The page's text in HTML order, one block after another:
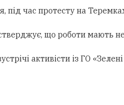
під час протесту на
стверджує, що роботи мають
активісти із ГО